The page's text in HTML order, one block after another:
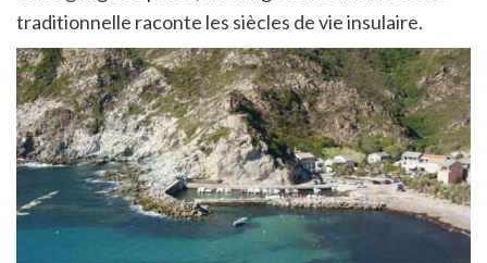
traditionnelle raconte les siècles de vie insulaire.